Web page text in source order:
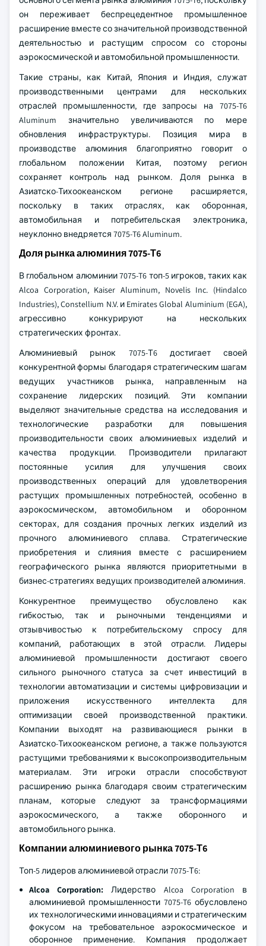
он переживает беспрецедентное промышленное
расширение вместе со значительной производственной
деятельностью и растущим спросом со стороны
аэрокосмической и автомобильной промышленности.
Такие страны, как Китай, Япония и Индия, служат
производственными центрами для нескольких
отраслей промышленности, где запросы на 7075-T6
Aluminum значительно увеличиваются по мере
обновления инфраструктуры. Позиция мира в
производстве алюминия благоприятно говорит о
глобальном положении Китая, поэтому регион
сохраняет контроль над рынком. Доля рынка в
Азиатско-Тихоокеанском регионе расширяется,
поскольку в таких отраслях, как оборонная,
автомобильная и потребительская электроника,
неуклонно внедряется 7075-T6 Aluminum.
Доля рынка алюминия 7075-Т6
В глобальном алюминии 7075-T6 топ-5 игроков, таких как
Alcoa Corporation, Kaiser Aluminum, Novelis Inc. (Hindalco
Industries), Constellium N.V. и Emirates Global Aluminium (EGA),
агрессивно конкурируют на нескольких
стратегических фронтах.
Алюминиевый рынок 7075-Т6 достигает своей
конкурентной формы благодаря стратегическим шагам
ведущих участников рынка, направленным на
сохранение лидерских позиций. Эти компании
выделяют значительные средства на исследования и
технологические разработки для повышения
производительности своих алюминиевых изделий и
качества продукции. Производители прилагают
постоянные усилия для улучшения своих
производственных операций для удовлетворения
растущих промышленных потребностей, особенно в
аэрокосмическом, автомобильном и оборонном
секторах, для создания прочных легких изделий из
прочного алюминиевого сплава. Стратегические
приобретения и слияния вместе с расширением
географического рынка являются приоритетными в
бизнес-стратегиях ведущих производителей алюминия.
Конкурентное преимущество обусловлено как
гибкостью, так и рыночными тенденциями и
отзывчивостью к потребительскому спросу для
компаний, работающих в этой отрасли. Лидеры
алюминиевой промышленности достигают своего
сильного рыночного статуса за счет инвестиций в
технологии автоматизации и системы цифровизации и
приложения искусственного интеллекта для
оптимизации своей производственной практики.
Компании выходят на развивающиеся рынки в
Азиатско-Тихоокеанском регионе, а также пользуются
растущими требованиями к высокопроизводительным
материалам. Эти игроки отрасли способствуют
расширению рынка благодаря своим стратегическим
планам, которые следуют за трансформациями
аэрокосмического, а также оборонного и
автомобильного рынка.
Компании алюминиевого рынка 7075-Т6
Топ-5 лидеров алюминиевой отрасли 7075-Т6:
Alcoa Corporation:Лидерство Alcoa Corporation в
алюминиевой промышленности 7075-T6 обусловлено
их технологическими инновациями и стратегическим
фокусом на требовательное аэрокосмическое и
оборонное применение. Компания продолжает